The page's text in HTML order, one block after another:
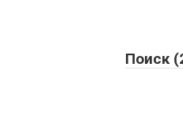
Поиск